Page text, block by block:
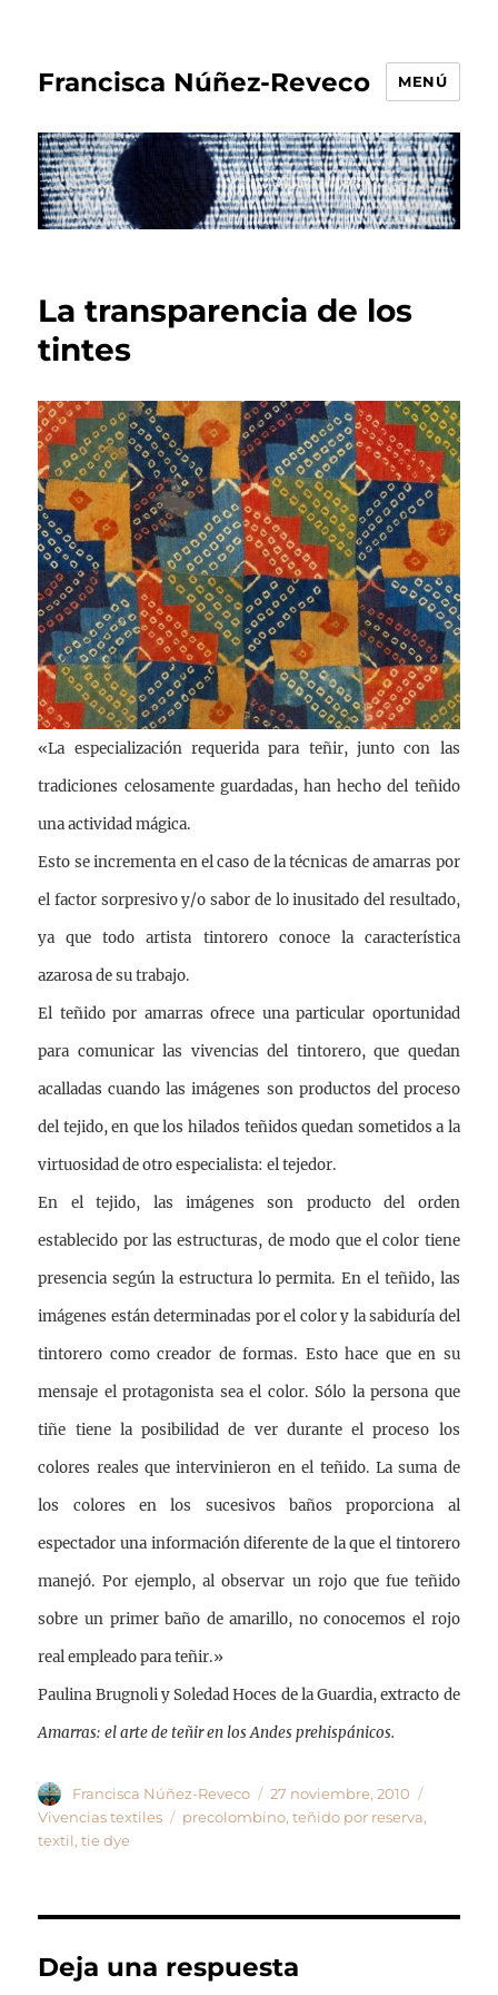
Francisca Núñez-Reveco MENÚ
La transparencia de los
tintes
«La especialización requerida para teñir, junto con las
tradiciones celosamente guardadas, han hecho del teñido
una actividad mágica.
Esto se incrementa en el caso de la técnicas de amarras por
el factor sorpresivo y/o sabor de lo inusitado del resultado,
ya que todo artista tintorero conoce la característica
azarosa de su trabajo.
El teñido por amarras ofrece una particular oportunidad
para comunicar las vivencias del tintorero, que quedan
acalladas cuando las imágenes son productos del proceso
del tejido, en que los hilados teñidos quedan sometidos a la
virtuosidad de otro especialista: el tejedor.
En el tejido, las imágenes son producto del orden
establecido por las estructuras, de modo que el color tiene
presencia según la estructura lo permita. En el teñido, las
imágenes están determinadas por el color y la sabiduría del
tintorero como creador de formas. Esto hace que en su
mensaje el protagonista sea el color. Sólo la persona que
tiñe tiene la posibilidad de ver durante el proceso los
colores reales que intervinieron en el teñido. La suma de
los colores en los sucesivos baños proporciona al
espectador una información diferente de la que el tintorero
manejó. Por ejemplo, al observar un rojo que fue teñido
sobre un primer baño de amarillo, no conocemos el rojo
real empleado para teñir.»
Paulina Brugnoli y Soledad Hoces de la Guardia,extracto de
Amarras: el arte de teñir en los Andes prehispánicos.
Autor
Francisca Núñez-Reveco
Publicado
el
27 noviembre, 2010
Vivencias textiles
Etiquetas
precolombino,teñido por reserva,
textil,tie dye
Deja una respuesta